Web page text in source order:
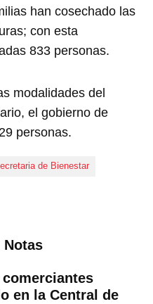
han cosechado las
con esta
833 personas.
modalidades del
el gobierno de
personas.
de Bienestar
Notas
en la Central de